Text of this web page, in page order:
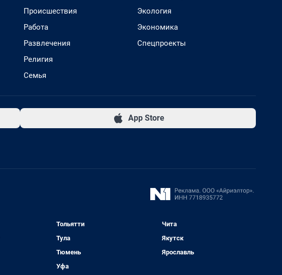
Происшествия
Работа
Развлечения
Религия
Семья
Экология
Экономика
Спецпроекты
App Store
Тольятти
Тула
Тюмень
Уфа
Чита
Якутск
Ярославль